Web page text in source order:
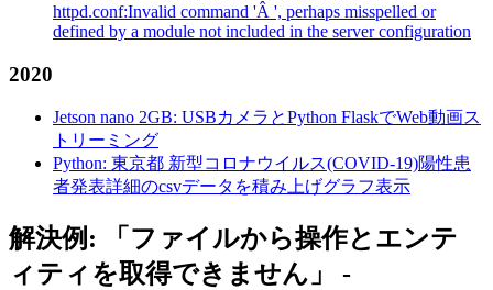
httpd.conf:Invalid command 'Â ', perhaps misspelled or
defined by a module not included in the server configuration
2020
Jetson nano 2GB: USBカメラとPython FlaskでWeb動画ス
トリーミング
Python: 東京都 新型コロナウイルス(COVID-19)陽性患
者発表詳細のcsvデータを積み上げグラフ表示
解決例: 「ファイルから操作とエンテ
ィティを取得できません」 -